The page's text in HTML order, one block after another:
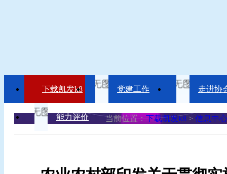
下载凯发k8 党建工作 走进协
能力评价 当前位置： 下载凯发k8 > 信息中心